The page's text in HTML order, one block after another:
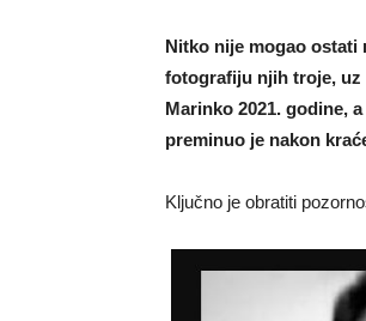
Nitko nije mogao ostati
fotografiju njih troje, uz
Marinko 2021. godine,
preminuo je nakon
Ključno je obratiti